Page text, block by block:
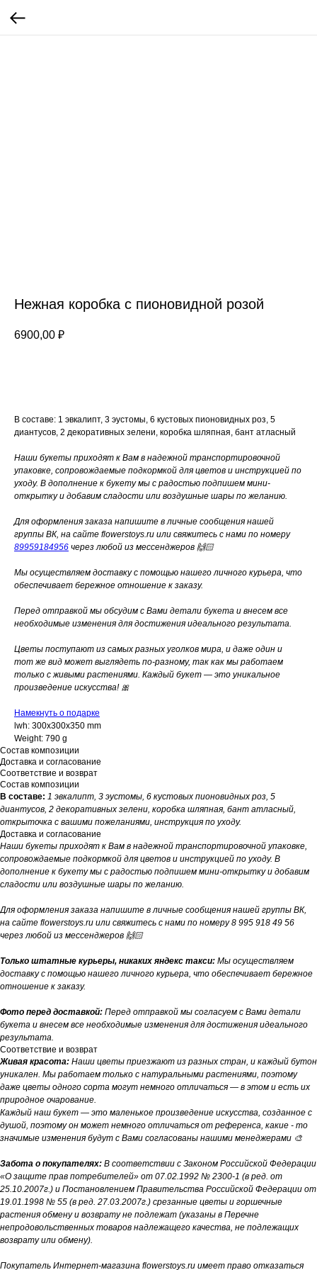
Нежная коробка с пионовидной розой
6900,00 ₽
В составе: 1 эвкалипт, 3 эустомы, 6 кустовых пионовидных роз, 5
диантусов, 2 декоративных зелени, коробка шляпная, бант атласный
Наши букеты приходят к Вам в надежной транспортировочной
упаковке, сопровождаемые подкормкой для цветов и инструкцией по
уходу. В дополнение к букету мы с радостью подпишем мини-
открытку и добавим сладости или воздушные шары по желанию.
Для оформления заказа напишите в личные сообщения нашей
группы ВК, на сайте flowerstoys.ru или свяжитесь с нами по номеру
89959184956 через любой из мессенджеров 🙌🏻
Мы осуществляем доставку с помощью нашего личного курьера, что
обеспечивает бережное отношение к заказу.
Перед отправкой мы обсудим с Вами детали букета и внесем все
необходимые изменения для достижения идеального результата.
Цветы поступают из самых разных уголков мира, и даже один и
тот же вид может выглядеть по-разному, так как мы работаем
только с живыми растениями. Каждый букет — это уникальное
произведение искусства! 🎀
Намекнуть о подарке
lwh: 300x300x350 mm
Weight: 790 g
Состав композиции
Доставка и согласование
Соответствие и возврат
Состав композиции
В составе: 1 эвкалипт, 3 эустомы, 6 кустовых пионовидных роз, 5
диантусов, 2 декоративных зелени, коробка шляпная, бант атласный,
открыточка с вашими пожеланиями, инструкция по уходу.
Доставка и согласование
Наши букеты приходят к Вам в надежной транспортировочной упаковке,
сопровождаемые подкормкой для цветов и инструкцией по уходу. В
дополнение к букету мы с радостью подпишем мини-открытку и добавим
сладости или воздушные шары по желанию.
Для оформления заказа напишите в личные сообщения нашей группы ВК,
на сайте flowerstoys.ru или свяжитесь с нами по номеру 8 995 918 49 56
через любой из мессенджеров 🙌🏻
Только штатные курьеры, никаких яндекс такси: Мы осуществляем
доставку с помощью нашего личного курьера, что обеспечивает бережное
отношение к заказу.
Фото перед доставкой: Перед отправкой мы согласуем с Вами детали
букета и внесем все необходимые изменения для достижения идеального
результата.
Соответствие и возврат
Живая красота: Наши цветы приезжают из разных стран, и каждый бутон
уникален. Мы работаем только с натуральными растениями, поэтому
даже цветы одного сорта могут немного отличаться — в этом и есть их
природное очарование.
Каждый наш букет — это маленькое произведение искусства, созданное с
душой, поэтому он может немного отличаться от референса, какие - то
значимые изменения будут с Вами согласованы нашими менеджерами 🎨
Забота о покупателях: В соответствии с Законом Российской Федерации
«О защите прав потребителей» от 07.02.1992 № 2300-1 (в ред. от
25.10.2007г.) и Постановлением Правительства Российской Федерации от
19.01.1998 № 55 (в ред. 27.03.2007г.) срезанные цветы и горшечные
растения обмену и возврату не подлежат (указаны в Перечне
непродовольственных товаров надлежащего качества, не подлежащих
возврату или обмену).
Покупатель Интернет-магазина flowerstoys.ru имеет право отказаться